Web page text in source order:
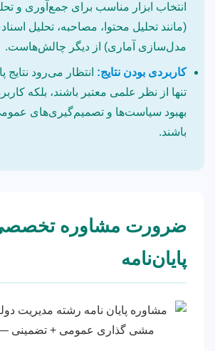
انتخاب ابزار مناسب برای جمع‌آوری و
(مانند تحلیل محتوا، مصاحبه، تحلیل
مدل‌سازی آماری) از دیگر چالش‌هاست.
کاربردی بودن نتایج: انتظار می‌رود نتایج
تنها از نظر علمی معتبر باشند، بلکه
بهبود سیاست‌ها و تصمیم‌گیری‌های
باشند.
ضرورت مشاوره
پایان‌نامه